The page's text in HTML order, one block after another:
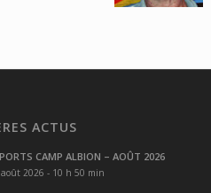
ACTUS
CAMP ALBION – AOÛT 2026
2026 - 10 h 50 min